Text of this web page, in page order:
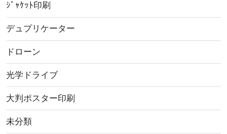
ｼﾞｬｹｯﾄ印刷
デュプリケーター
ドローン
光学ドライブ
大判ポスター印刷
未分類